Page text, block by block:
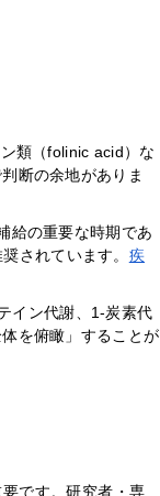
類（folinic acid）な
断の余地がありま
給の重要な時期であ
されています。 疾
イン代謝、1-炭素代
を俯瞰」することが
です。研究者・専